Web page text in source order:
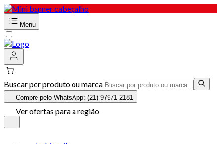
Menu
Buscar por produto ou marca
Compre pelo WhatsApp: (21) 97971-2181
Ver ofertas para a região